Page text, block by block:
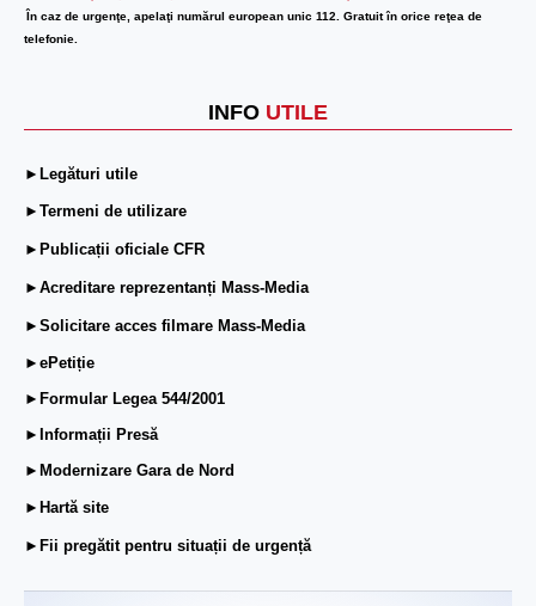
În caz de urgenţe, apelaţi numărul european unic 112. Gratuit în orice reţea de
telefonie.
INFO UTILE
►Legături utile
►Termeni de utilizare
►Publicații oficiale CFR
►Acreditare reprezentanți Mass-Media
►Solicitare acces filmare Mass-Media
►ePetiție
►Formular Legea 544/2001
►Informații Presă
►Modernizare Gara de Nord
►Hartă site
►Fii pregătit pentru situații de urgență